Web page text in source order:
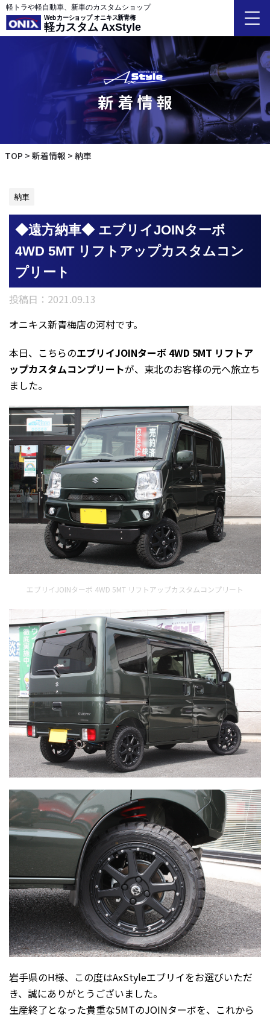
軽トラや軽自動車、新車のカスタムショップ
Webカーショップ オニキス新青梅
軽カスタム AxStyle
新着情報
TOP 新着情報 納車
納車
◆遠方納車◆ エブリイJOINターボ
4WD 5MT リフトアップカスタムコン
プリート
投稿日： 2021.09.13
オニキス新青梅店の河村です。
本日、こちらのエブリイJOINターボ 4WD 5MT リフトア
ップカスタムコンプリートが、東北のお客様の元へ旅立ち
ました。
エブリイJOINターボ 4WD 5MT リフトアップカスタムコンプリート
岩手県のH様、この度はAxStyleエブリイをお選びいただ
き、誠にありがとうございました。
生産終了となった貴重な5MTのJOINターボを、これから